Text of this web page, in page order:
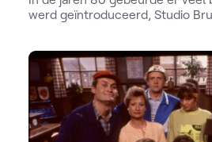
werd geïntroduceerd, Studio